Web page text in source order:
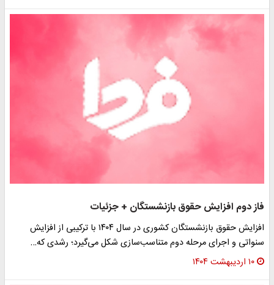
فاز دوم افزایش حقوق بازنشستگان + جزئیات
افزایش حقوق بازنشستگان کشوری در سال ۱۴۰۴ با ترکیبی از افزایش
سنواتی و اجرای مرحله دوم متناسب‌سازی شکل می‌گیرد؛ رشدی که…
۱۰ اردیبهشت ۱۴۰۴